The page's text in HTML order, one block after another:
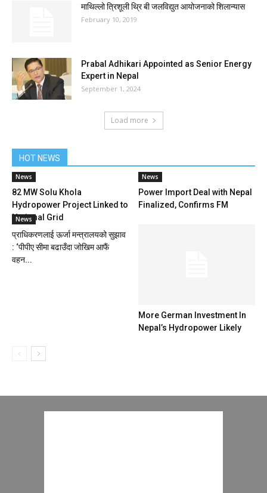
माथिल्लो त्रिशूली थ्रि बी जलविद्युत आयोजनाको शिलान्यास
February 10, 2019
Prabal Adhikari Appointed as Senior Energy
Expert in Nepal
September 1, 2024
Load more
HOT NEWS
News
82 MW Solu Khola
Hydropower Project Linked to
National Grid
News
Power Import Deal with Nepal
Finalized, Confirms FM
News
प्राधिकरणलाई ऊर्जा मन्त्रालयको सुझाव
: ‘पीपीए सीमा बढाउँदा जोखिम आफैं
वहन...
More German Investment In
Nepal’s Hydropower Likely